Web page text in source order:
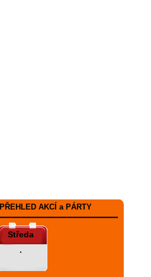
PŘEHLED AKCÍ a PÁRTY
Středa
.